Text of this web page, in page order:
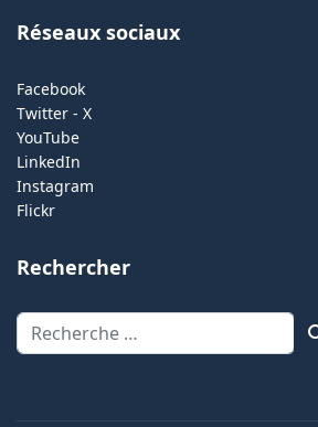
Réseaux sociaux
Facebook
Twitter - X
YouTube
LinkedIn
Instagram
Flickr
Rechercher
Rechercher